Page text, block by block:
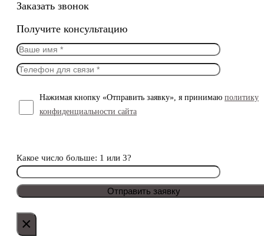
Заказать звонок
Получите консультацию
Нажимая кнопку «Отправить заявку», я принимаю политику
конфиденциальности сайта
Какое число больше: 1 или 3?
×